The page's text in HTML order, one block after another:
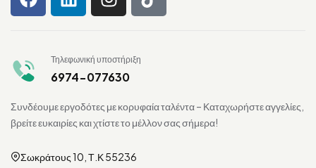
Τηλεφωνική υποστήριξη
6974-077630
Συνδέουμε εργοδότες με κορυφαία ταλέντα – Καταχωρήστε αγγελίες,
βρείτε ευκαιρίες και χτίστε το μέλλον σας σήμερα!
Σωκράτους 10, Τ.Κ 55236